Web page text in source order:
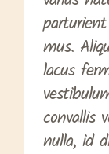
mus.
lacus
convallis
nulla, id